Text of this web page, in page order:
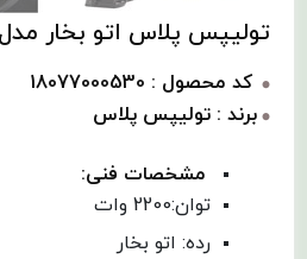
تولیپس پلاس اتو بخار مدل SI-A385T
کد محصول : 18077000530
برند : تولیپس پلاس
مشخصات فنی:
توان:2200 وات
رده: اتو بخار